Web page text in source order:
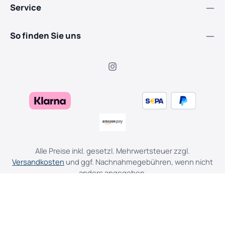
Service
So finden Sie uns
Alle Preise inkl. gesetzl. Mehrwertsteuer zzgl.
Versandkosten und ggf. Nachnahmegebühren, wenn nicht
anders angegeben.